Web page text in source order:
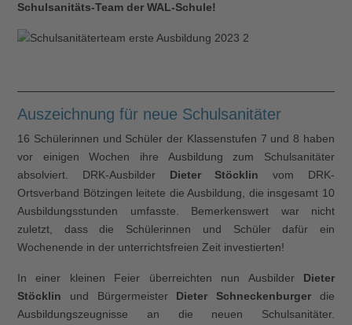
Schulsanitäts-Team der WAL-Schule!
Auszeichnung für neue Schulsanitäter
16 Schülerinnen und Schüler der Klassenstufen 7 und 8 haben
vor einigen Wochen ihre Ausbildung zum Schulsanitäter
absolviert. DRK-Ausbilder Dieter Stöcklin vom DRK-
Ortsverband Bötzingen leitete die Ausbildung, die insgesamt 10
Ausbildungsstunden umfasste. Bemerkenswert war nicht
zuletzt, dass die Schülerinnen und Schüler dafür ein
Wochenende in der unterrichtsfreien Zeit investierten!
In einer kleinen Feier überreichten nun Ausbilder Dieter
Stöcklin und Bürgermeister Dieter Schneckenburger die
Ausbildungszeugnisse an die neuen Schulsanitäter.